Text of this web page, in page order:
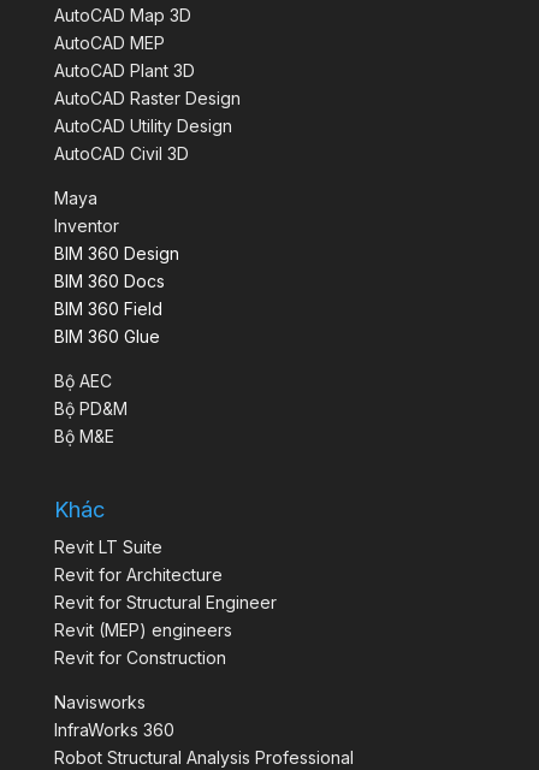
AutoCAD Map 3D
AutoCAD MEP
AutoCAD Plant 3D
AutoCAD Raster Design
AutoCAD Utility Design
AutoCAD Civil 3D
Maya
Inventor
BIM 360 Design
BIM 360 Docs
BIM 360 Field
BIM 360 Glue
Bộ AEC
Bộ PD&M
Bộ M&E
Khác
Revit LT Suite
Revit for Architecture
Revit for Structural Engineer
Revit (MEP) engineers
Revit for Construction
Navisworks
InfraWorks 360
Robot Structural Analysis Professional